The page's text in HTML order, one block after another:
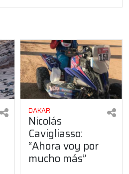
DAKAR
Nicolás
Cavigliasso:
“Ahora voy por
mucho más”